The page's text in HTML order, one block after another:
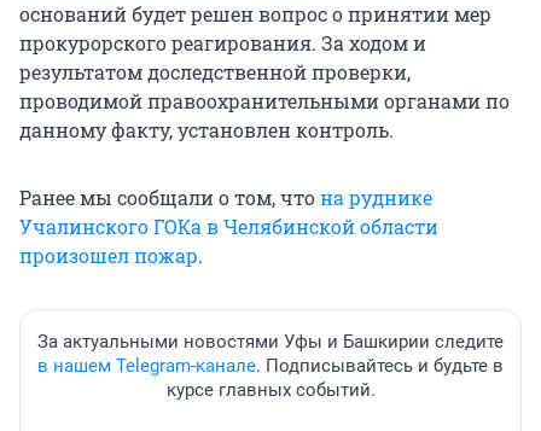
оснований будет решен вопрос о принятии мер
прокурорского реагирования. За ходом и
результатом доследственной проверки,
проводимой правоохранительными органами по
данному факту, установлен контроль.
Ранее мы сообщали о том, чтона руднике
Учалинского ГОКа в Челябинской области
произошел пожар.
За актуальными новостями Уфы и Башкирии следите
в нашем Telegram-канале. Подписывайтесь и будьте в
курсе главных событий.